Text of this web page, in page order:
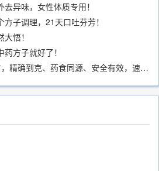
异味，女性体质专用！
子调理，21天口吐芬芳！
悟！
方子就好了！
口臭的克星来了！9味药方，精确到克、药食同源、安全有效，速看！